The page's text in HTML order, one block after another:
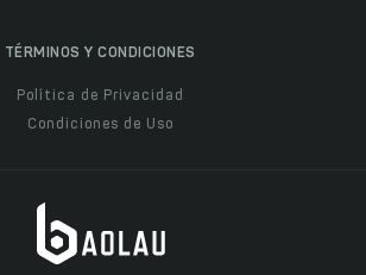
TÉRMINOS Y CONDICIONES
Política de Privacidad
Condiciones de Uso